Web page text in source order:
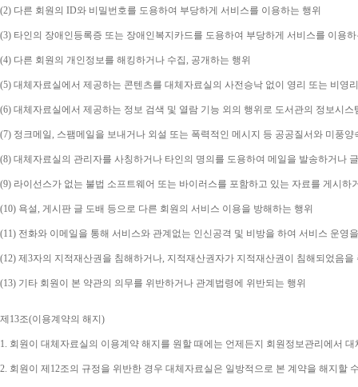
(2) 다른 회원의 ID와 비밀번호를 도용하여 부당하게 서비스를 이용하는 행위
(3) 타인의 장애인등록증 또는 장애인복지카드를 도용하여 부당하게 서비스를 이용
(4) 다른 회원의 개인정보를 해킹하거나 수집, 공개하는 행위
(5) 대체자료실에서 제공하는 콘텐츠를 대체자료실의 사전승낙 없이 영리 또는 비영
(6) 대체자료실에서 제공하는 정보 검색 및 열람 기능 외의 행위로 도서관의 정보시스
(7) 정크메일 , 스팸메일을 보내거나 외설 또는 폭력적인 메시지 등 공공질서와 미풍
(8) 대체자료실의 관리자를 사칭하거나 타인의 명의를 도용하여 메일을 발송하거나
(9) 라이선스가 없는 불법 소프트웨어 또는 바이러스를 포함하고 있는 자료를 게시하
(10) 욕설, 게시판 글 도배 등으로 다른 회원의 서비스 이용을 방해하는 행위
(11) 전화와 이메일을 통해 서비스와 관계없는 인신공격 및 비방을 하여 서비스 운영
(12) 제 3자의 지적재산권을 침해하거나, 지적재산권자가 지적재산권이 침해되었음을
(13) 기타 회원이 본 약관의 의무를 위반하거나 관계법령에 위반되는 행위
제 13조(이용계약의 해지 )
1. 회원이 대체자료실의 이용계약 해지를 원할 때에는 언제든지 회원정보관리에서
2. 회원이 제 12조의 규정을 위반한 경우 대체자료실은 일방적으로 본 계약을 해지할